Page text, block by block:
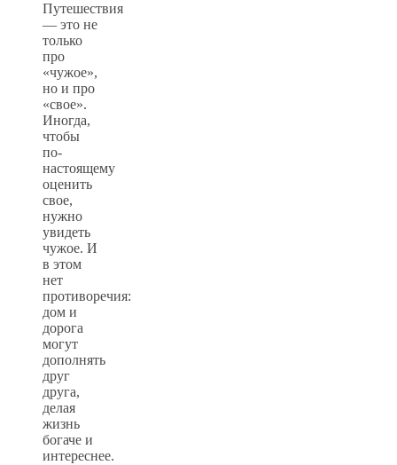
Путешествия
— это не
только
про
«чужое»,
но и про
«свое».
Иногда,
чтобы
по-
настоящему
оценить
свое,
нужно
увидеть
чужое. И
в этом
нет
противоречия:
дом и
дорога
могут
дополнять
друг
друга,
делая
жизнь
богаче и
интереснее.